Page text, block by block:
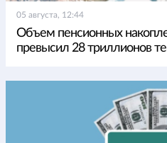
05 августа, 12:44
Объем пенсионных
превысил 28 триллионов